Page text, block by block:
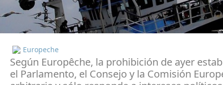
Europeche
Según Europêche, la prohibición de ayer
el Parlamento, el Consejo y la Comisión